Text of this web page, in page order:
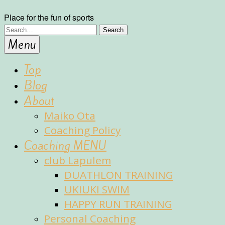
Place for the fun of sports
Menu
Top
Blog
About
Maiko Ota
Coaching Policy
Coaching MENU
club Lapulem
DUATHLON TRAINING
UKIUKI SWIM
HAPPY RUN TRAINING
Personal Coaching